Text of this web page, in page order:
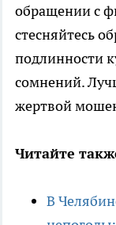
обращении с
стесняйтесь
подлинности
сомнений.
жертвой
Читайте
В